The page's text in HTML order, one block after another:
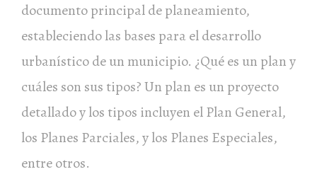
documento principal de planeamiento,
estableciendo las bases para el desarrollo
urbanístico de un municipio. ¿Qué es un plan y
cuáles son sus tipos? Un plan es un proyecto
detallado y los tipos incluyen el Plan General,
los Planes Parciales, y los Planes Especiales,
entre otros.